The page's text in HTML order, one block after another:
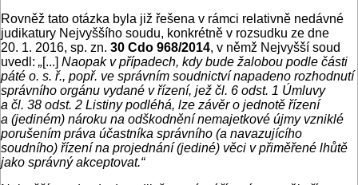
Rovněž tato otázka byla již řešena v rámci relativně nedávné
judikatury Nejvyššího soudu, konkrétně v rozsudku ze dne
20. 1. 2016, sp. zn. 30 Cdo 968/2014, v němž Nejvyšší soud
uvedl: „[...] Naopak v případech, kdy bude žalobou podle části
páté o. s. ř., popř. ve správním soudnictví napadeno rozhodnutí
správního orgánu vydané v řízení, jež čl. 6 odst. 1 Úmluvy
a čl. 38 odst. 2 Listiny podléhá, lze závěr o jednotě řízení
a (jediném) nároku na odškodnění nemajetkové újmy vzniklé
porušením práva účastníka správního (a navazujícího
soudního) řízení na projednání (jediné) věci v přiměřené lhůtě
jako správný akceptovat.“